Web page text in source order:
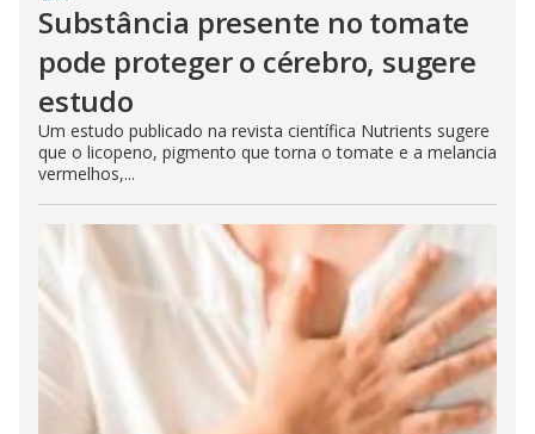
Substância presente no tomate
pode proteger o cérebro, sugere
estudo
Um estudo publicado na revista científica Nutrients sugere
que o licopeno, pigmento que torna o tomate e a melancia
vermelhos,...